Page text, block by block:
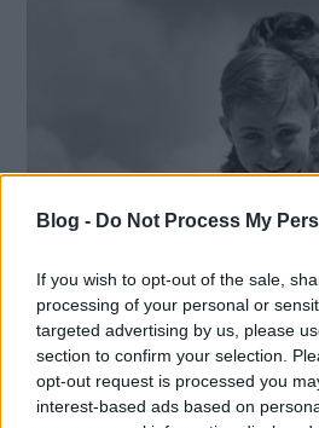
Blog - Do Not Process My
If you wish to opt-out of the sale,
processing of your personal or
targeted advertising by us, please
section to confirm your selection.
opt-out request is processed you
interest-based ads based on
Évtizedek után
egy magyar